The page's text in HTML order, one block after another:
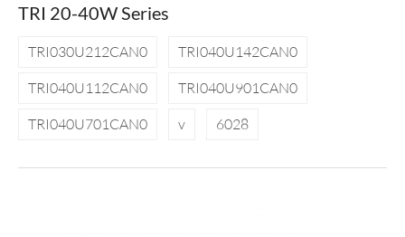
TRI 20-40W Series
TRI030U212CAN0
TRI040U142CAN0
TRI040U112CAN0
TRI040U901CAN0
TRI040U701CAN0
v 6028